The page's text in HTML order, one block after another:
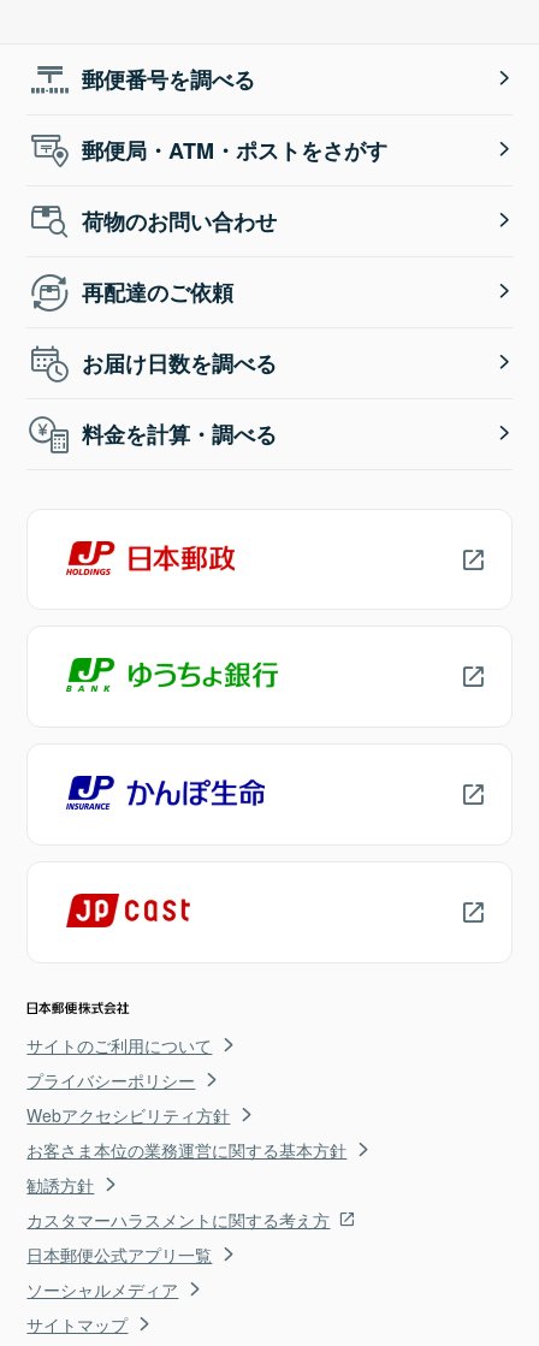
郵便番号を調べる
郵便局・ATM・ポストをさがす
荷物のお問い合わせ
再配達のご依頼
お届け日数を調べる
料金を計算・調べる
サイトのご利用について
プライバシーポリシー
Webアクセシビリティ方針
お客さま本位の業務運営に関する基本方針
勧誘方針
カスタマーハラスメントに関する考え方
日本郵便公式アプリ一覧
ソーシャルメディア
サイトマップ